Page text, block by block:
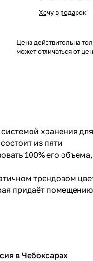
Хочу в подарок
Цена действительна
может отличаться от
хранения для
из пяти
100% его объема,
трендовом
придаёт помещению
в Чебоксарах